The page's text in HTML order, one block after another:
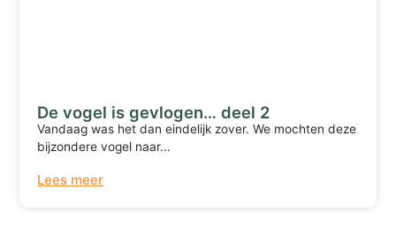
De vogel is gevlogen… deel 2
Vandaag was het dan eindelijk zover. We mochten deze
bijzondere vogel naar...
Lees meer